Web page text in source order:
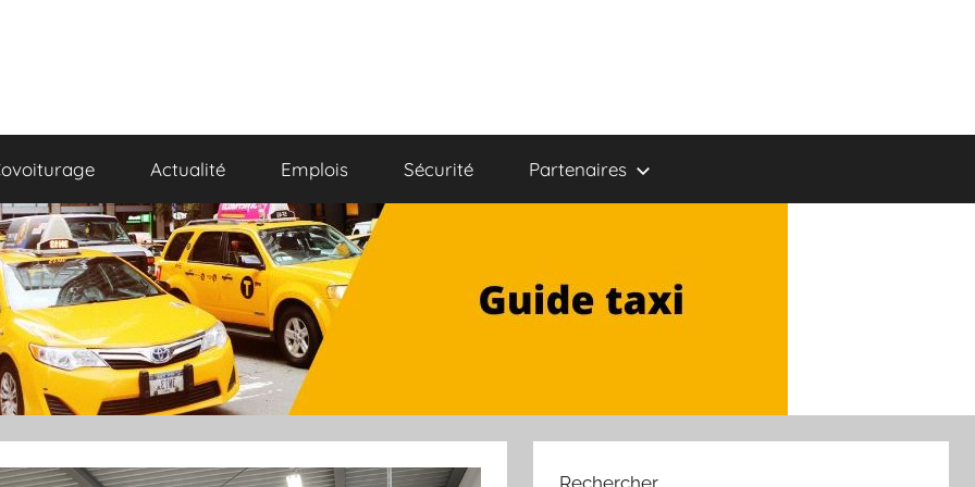
Actualité Emplois Sécurité Partenaires
Rechercher